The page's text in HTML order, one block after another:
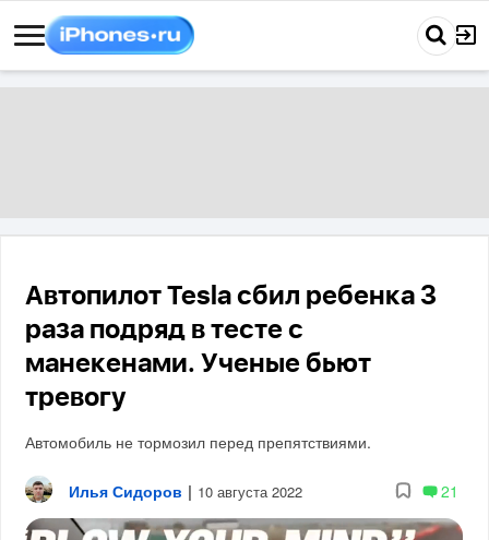
Автопилот Tesla сбил ребенка 3
раза подряд в тесте с
манекенами. Ученые бьют
тревогу
Автомобиль не тормозил перед препятствиями.
Илья Сидоров | 10 августа 2022 21